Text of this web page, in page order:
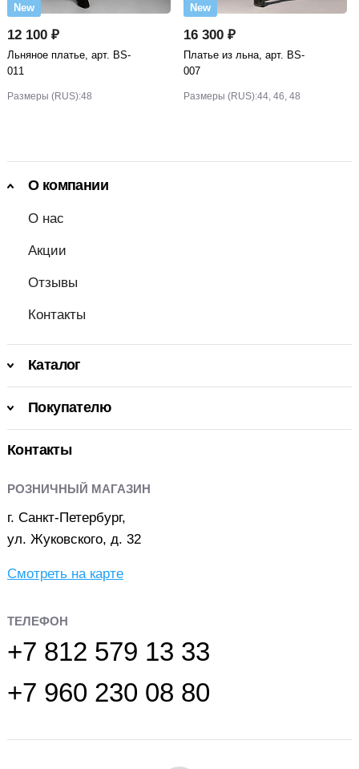
New
12 100 ₽
Льняное платье, арт. BS-
011
Размеры (RUS):48
New
16 300 ₽
Платье из льна, арт. BS-
007
Размеры (RUS):44, 46, 48
О компании
О нас
Акции
Отзывы
Контакты
Каталог
Покупателю
Контакты
РОЗНИЧНЫЙ МАГАЗИН
г. Санкт-Петербург,
ул. Жуковского, д. 32
Смотреть на карте
ТЕЛЕФОН
+7 812 579 13 33
+7 960 230 08 80